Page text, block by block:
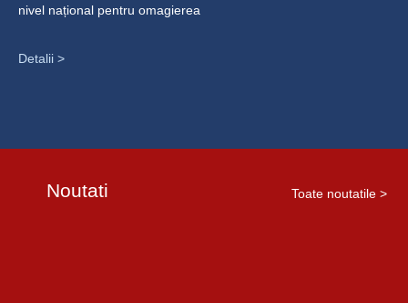
nivel național pentru omagierea
Detalii >
Noutati Toate noutatile >